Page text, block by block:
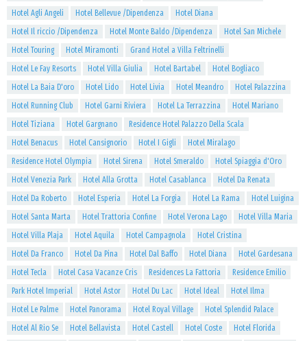
Hotel Agli Angeli
Hotel Bellevue /Dipendenza
Hotel Diana
Hotel Il riccio /Dipendenza
Hotel Monte Baldo /Dipendenza
Hotel San Michele
Hotel Touring
Hotel Miramonti
Grand Hotel a Villa Feltrinelli
Hotel Le Fay Resorts
Hotel Villa Giulia Hotel Bartabel
Hotel Bogliaco
Hotel La Baia D'oro
Hotel Lido Hotel Livia Hotel Meandro
Hotel Palazzina
Hotel Running Club
Hotel Garni Riviera Hotel La Terrazzina
Hotel Mariano
Hotel Tiziana
Hotel Gargnano
Residence Hotel Palazzo Della Scala
Hotel Benacus
Hotel Cansignorio Hotel I Gigli
Hotel Miralago
Residence Hotel Olympia
Hotel Sirena Hotel Smeraldo
Hotel Spiaggia d'Oro
Hotel Venezia Park
Hotel Alla Grotta Hotel Casablanca
Hotel Da Renata
Hotel Da Roberto
Hotel Esperia Hotel La Forgia Hotel La Rama
Hotel Luigina
Hotel Santa Marta
Hotel Trattoria Confine Hotel Verona Lago
Hotel Villa Maria
Hotel Villa Plaja
Hotel Aquila Hotel Campagnola
Hotel Cristina
Hotel Da Franco
Hotel Da Pina Hotel Dal Baffo Hotel Diana
Hotel Gardesana
Hotel Tecla
Hotel Casa Vacanze Cris Residences La Fattoria
Residence Emilio
Park Hotel Imperial
Hotel Astor Hotel Du Lac Hotel Ideal
Hotel Ilma
Hotel Le Palme
Hotel Panorama Hotel Royal Village
Hotel Splendid Palace
Hotel Al Rio Se
Hotel Bellavista Hotel Castell Hotel Coste
Hotel Florida